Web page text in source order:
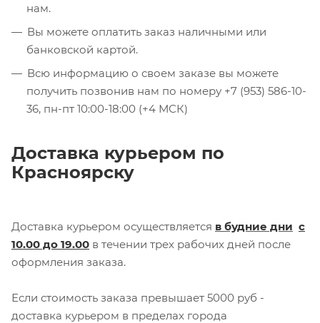
нам.
Вы можете оплатить заказ наличными или
банковской картой.
Всю информацию о своем заказе вы можете
получить позвонив нам по номеру +7 (953) 586-10-
36, пн-пт 10:00-18:00 (+4 МСК)
Доставка курьером по
Красноярску
Доставка курьером осуществляется в будние дни с
10.00 до 19.00 в течении трех рабочих дней после
оформления заказа.
Если стоимость заказа превышает 5000 руб -
доставка курьером в пределах города